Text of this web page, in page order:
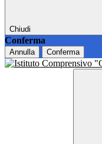
Chiudi
Conferma
Annulla Conferma